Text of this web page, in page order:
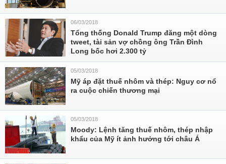
06/03/2018
Tổng thống Donald Trump đăng một dòng
tweet, tài sản vợ chồng ông Trần Đình
Long bốc hơi 2.300 tỷ
05/03/2018
Mỹ áp đặt thuế nhôm và thép: Nguy cơ nổ
ra cuộc chiến thương mại
05/03/2018
Moody: Lệnh tăng thuế nhôm, thép nhập
khẩu của Mỹ ít ảnh hưởng tới châu Á